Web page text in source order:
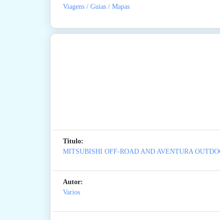
Viagens / Guias / Mapas
Titulo:
MITSUBISHI OFF-ROAD AND AVENTURA
Autor:
Varios